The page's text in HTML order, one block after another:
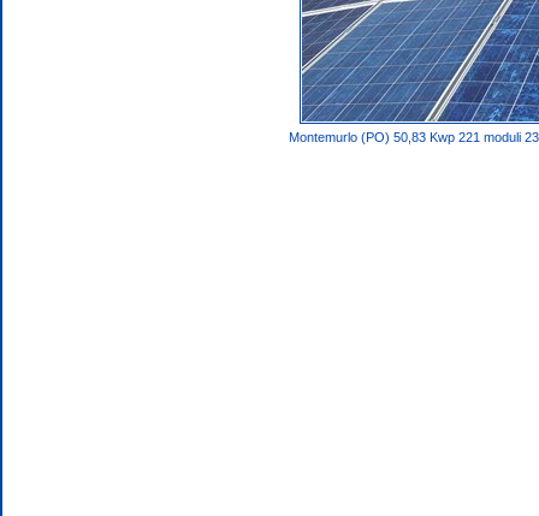
Montemurlo (PO) 50,83 Kwp 221 moduli